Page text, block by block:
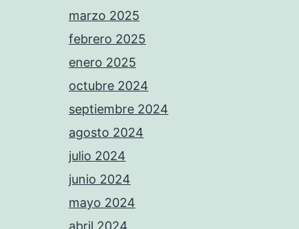
marzo 2025
febrero 2025
enero 2025
octubre 2024
septiembre 2024
agosto 2024
julio 2024
junio 2024
mayo 2024
abril 2024